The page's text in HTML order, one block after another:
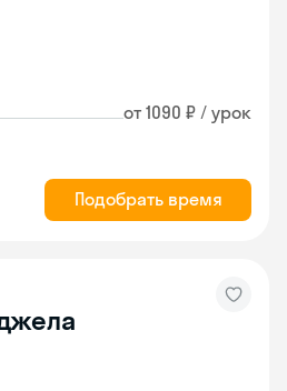
от 1090 ₽ / урок
Подобрать время